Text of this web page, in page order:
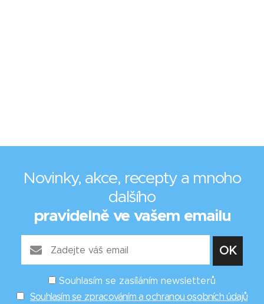
Novinky, akce, recepty a mnoho
dalšího
pravidelně ve vašem emailu
Souhlasím se zasíláním newsletterů
Souhlasím se zpracováním a ochranou osobních údajů